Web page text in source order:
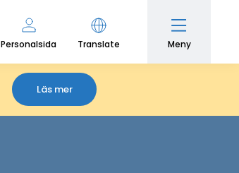
Personalsida Translate Meny
Läs mer